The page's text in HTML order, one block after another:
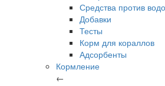
Средства против
Добавки
Тесты
Корм для кораллов
Адсорбенты
Кормление
←